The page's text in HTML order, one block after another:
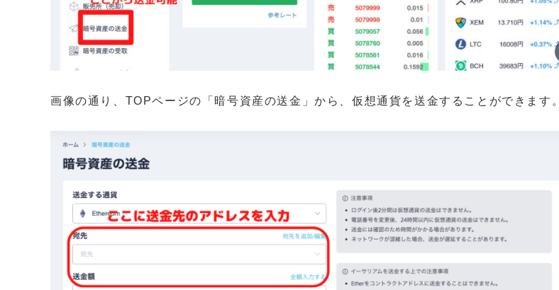
画像の通り、TOPページの「暗号資産の送金」から、仮想通貨を送金することができます。